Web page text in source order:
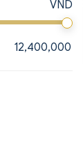
VND